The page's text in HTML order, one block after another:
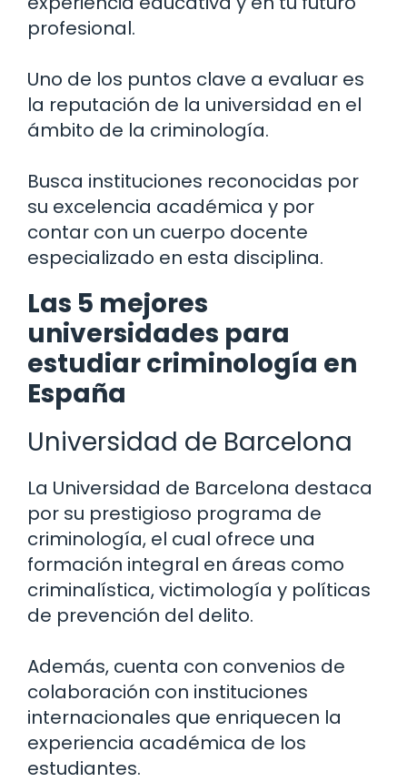
profesional.
Uno de los puntos clave a evaluar es
la reputación de la universidad en el
ámbito de la criminología.
Busca instituciones reconocidas por
su excelencia académica y por
contar con un cuerpo docente
especializado en esta disciplina.
Las 5 mejores
universidades para
estudiar criminología en
España
Universidad de Barcelona
La Universidad de Barcelona destaca
por su prestigioso programa de
criminología, el cual ofrece una
formación integral en áreas como
criminalística, victimología y políticas
de prevención del delito.
Además, cuenta con convenios de
colaboración con instituciones
internacionales que enriquecen la
experiencia académica de los
estudiantes.